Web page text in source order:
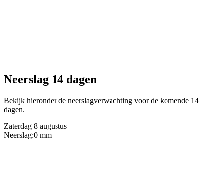
Neerslag 14 dagen
Bekijk hieronder de neerslagverwachting voor de komende 14
dagen.
Zaterdag 8 augustus
Neerslag:0 mm